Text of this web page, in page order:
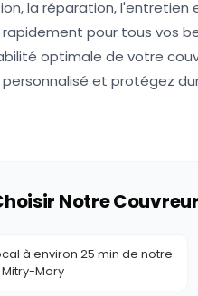
la réparation,
pour tous vos
optimale de votre
et protégez
Notre
à environ 25 min de notre
Mory